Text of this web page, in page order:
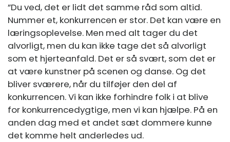
”Du ved, det er lidt det samme råd som altid.
Nummer et, konkurrencen er stor. Det kan være en
læringsoplevelse. Men med alt tager du det
alvorligt, men du kan ikke tage det så alvorligt
som et hjerteanfald. Det er så svært, som det er
at være kunstner på scenen og danse. Og det
bliver sværere, når du tilføjer den del af
konkurrencen. Vi kan ikke forhindre folk i at blive
for konkurrencedygtige, men vi kan hjælpe. På en
anden dag med et andet sæt dommere kunne
det komme helt anderledes ud.